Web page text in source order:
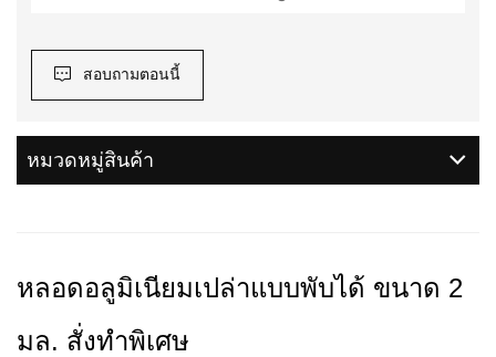
สอบถามตอนนี้
หมวดหมู่สินค้า
หลอดอลูมิเนียมเปล่าแบบพับได้ ขนาด 2
มล. สั่งทำพิเศษ